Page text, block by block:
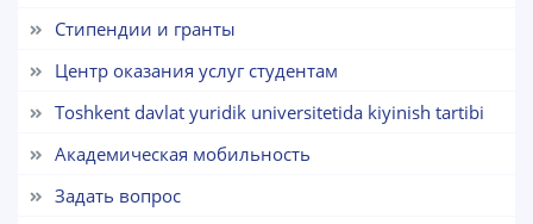
Стипендии и гранты
Центр оказания услуг студентам
Toshkent davlat yuridik universitetida kiyinish tartibi
Академическая мобильность
Задать вопрос
Здравствуйте! Добро пожаловать в чат
Оставляйте здесь свои обращения по
Выберите тему — затем появятся
конкретные вопросы: